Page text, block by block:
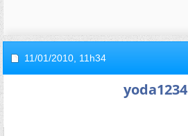
11/01/2010, 11h34
yoda1234